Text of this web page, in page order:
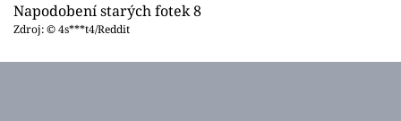
Napodobení starých fotek 8
Zdroj: © 4s***t4/Reddit